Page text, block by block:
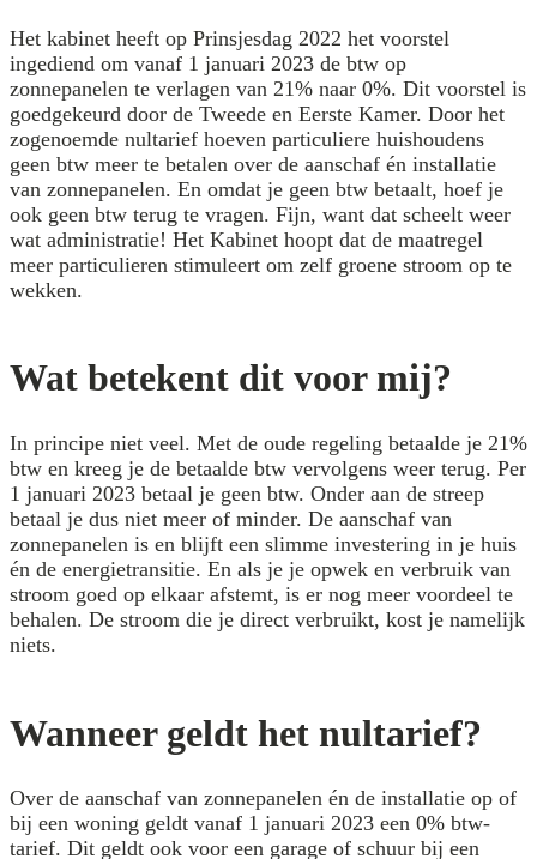
Het kabinet heeft op Prinsjesdag 2022 het voorstel
ingediend om vanaf 1 januari 2023 de btw op
zonnepanelen te verlagen van 21% naar 0%. Dit voorstel is
goedgekeurd door de Tweede en Eerste Kamer. Door het
zogenoemde nultarief hoeven particuliere huishoudens
geen btw meer te betalen over de aanschaf én installatie
van zonnepanelen. En omdat je geen btw betaalt, hoef je
ook geen btw terug te vragen. Fijn, want dat scheelt weer
wat administratie! Het Kabinet hoopt dat de maatregel
meer particulieren stimuleert om zelf groene stroom op te
wekken.
Wat betekent dit voor mij?
In principe niet veel. Met de oude regeling betaalde je 21%
btw en kreeg je de betaalde btw vervolgens weer terug. Per
1 januari 2023 betaal je geen btw. Onder aan de streep
betaal je dus niet meer of minder. De aanschaf van
zonnepanelen is en blijft een slimme investering in je huis
én de energietransitie. En als je je opwek en verbruik van
stroom goed op elkaar afstemt, is er nog meer voordeel te
behalen. De stroom die je direct verbruikt, kost je namelijk
niets.
Wanneer geldt het nultarief?
Over de aanschaf van zonnepanelen én de installatie op of
bij een woning geldt vanaf 1 januari 2023 een 0% btw-
tarief. Dit geldt ook voor een garage of schuur bij een